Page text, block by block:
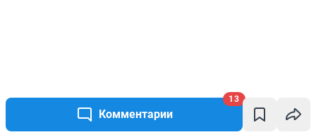
Комментарии
13